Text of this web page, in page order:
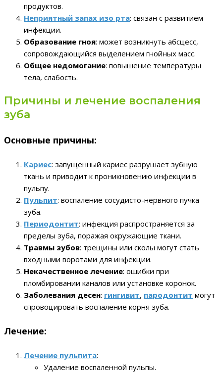
продуктов.
Неприятный запах изо рта: связан с развитием
инфекции.
Образование гноя: может возникнуть абсцесс,
сопровождающийся выделением гнойных масс.
Общее недомогание: повышение температуры
тела, слабость.
Причины и лечение воспаления
зуба
Основные причины:
Кариес: запущенный кариес разрушает зубную
ткань и приводит к проникновению инфекции в
пульпу.
Пульпит: воспаление сосудисто-нервного пучка
зуба.
Периодонтит: инфекция распространяется за
пределы зуба, поражая окружающие ткани.
Травмы зубов: трещины или сколы могут стать
входными воротами для инфекции.
Некачественное лечение: ошибки при
пломбировании каналов или установке коронок.
Заболевания десен: гингивит, пародонтит могут
спровоцировать воспаление корня зуба.
Лечение:
Лечение пульпита:
Удаление воспаленной пульпы.